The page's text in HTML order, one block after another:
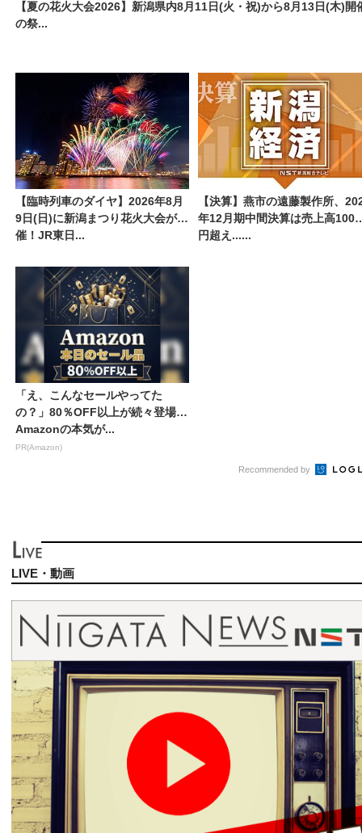
【夏の花火大会2026】新潟県内8月11日(火・祝)から8月13日(木)開
の祭...
【臨時列車のダイヤ】2026年8月
9日(日)に新潟まつり花火大会が開
催！JR東日...
【決算】燕市の遠藤製作所、
年12月期中間決算は売上高100
円超え......
「え、こんなセールやってた
の？」80％OFF以上が続々登場！
Amazonの本気が...
PR(Amazon)
Recommended by
LIVE・動画